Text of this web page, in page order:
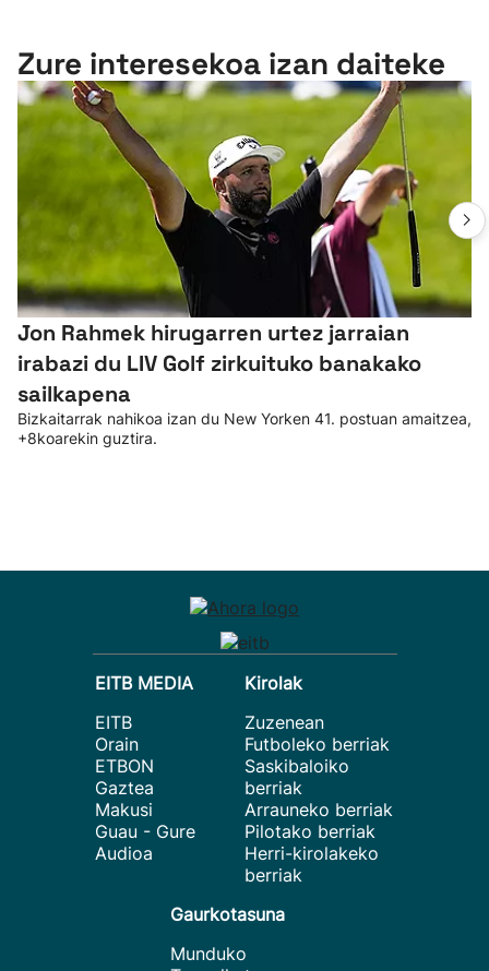
Zure interesekoa izan daiteke
Jon Rahmek hirugarren urtez jarraian
irabazi du LIV Golf zirkuituko banakako
sailkapena
Bizkaitarrak nahikoa izan du New Yorken 41. postuan amaitzea,
+8koarekin guztira.
EITB MEDIA
EITB
Orain
ETBON
Gaztea
Makusi
Guau - Gure
Audioa
Kirolak
Zuzenean
Futboleko berriak
Saskibaloiko
berriak
Arrauneko berriak
Pilotako berriak
Herri-kirolakeko
berriak
Gaurkotasuna
Munduko